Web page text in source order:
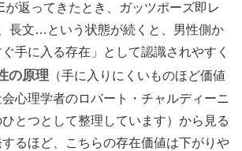
が返ってきたとき、ガッツポーズ即レ
長文…という状態が続くと、男性側か
手に入る存在」として認識されやすく
の原理 （手に入りにくいものほど価値
心理学者のロバート・チャルディーニ
とつとして整理しています）から見る
るほど、こちらの存在価値は下がりや